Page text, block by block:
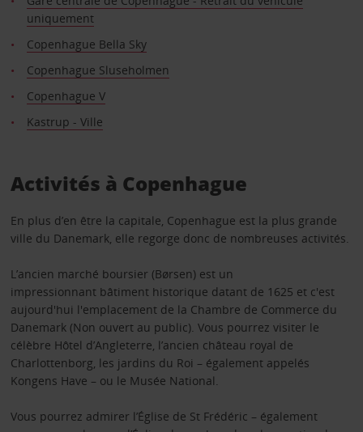
uniquement
Copenhague Bella Sky
Copenhague Sluseholmen
Copenhague V
Kastrup - Ville
Activités à Copenhague
En plus d’en être la capitale, Copenhague est la plus grande
ville du Danemark, elle regorge donc de nombreuses activités.
L’ancien marché boursier (Børsen) est un
impressionnant bâtiment historique datant de 1625 et c'est
aujourd'hui l'emplacement de la Chambre de Commerce du
Danemark (Non ouvert au public). Vous pourrez visiter le
célèbre Hôtel d’Angleterre, l’ancien château royal de
Charlottenborg, les jardins du Roi – également appelés
Kongens Have – ou le Musée National.
Vous pourrez admirer l’Église de St Frédéric – également